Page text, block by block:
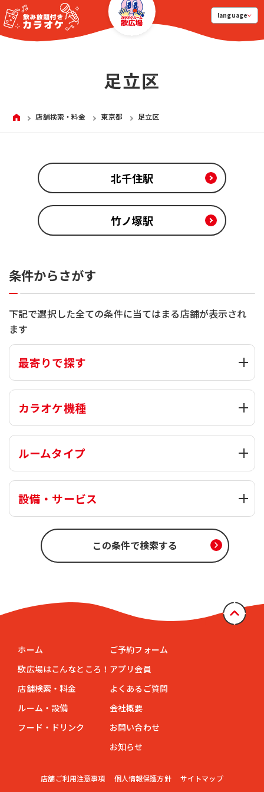
language
足立区
HOME店舗検索・料金 東京都 足立区
北千住駅
竹ノ塚駅
条件からさがす
下記で選択した全ての条件に当てはまる店舗が表示され
ます
最寄りで探す
カラオケ機種
ルームタイプ
設備・サービス
ホーム
歌広場はこんなところ！
店舗検索・料金
ルーム・設備
フード・ドリンク
ご予約フォーム
アプリ会員
よくあるご質問
会社概要
お問い合わせ
お知らせ
店舗ご利用注意事項 個人情報保護方針 サイトマップ